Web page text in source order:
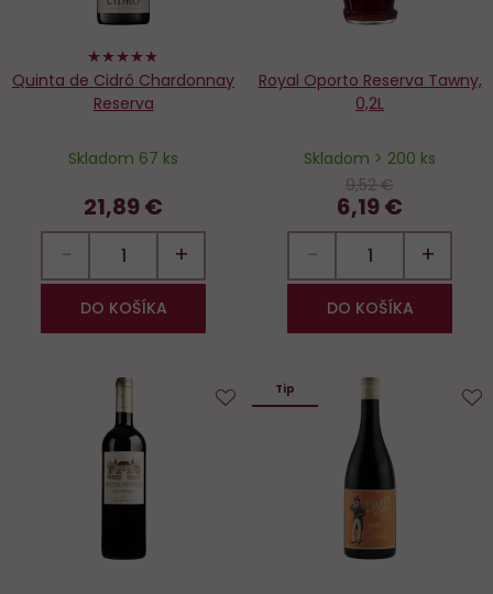
96%
Quinta de Cidrô Chardonnay
Reserva
Skladom 67 ks
21,89 €
− +
DO KOŠÍKA
Royal Oporto Reserva Tawny,
0,2L
Skladom > 200 ks
9,52 €
6,19 €
− +
DO KOŠÍKA
Tip